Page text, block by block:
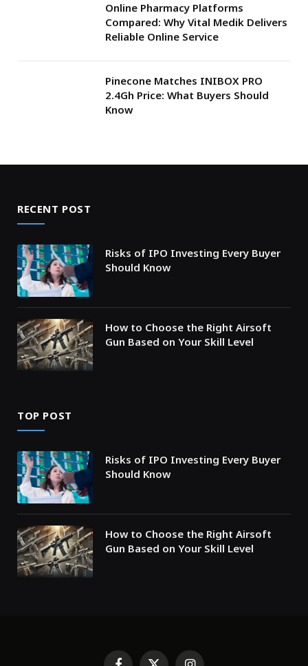
Online Pharmacy Platforms
Compared: Why Vital Medik Delivers
Reliable Online Service
Pinecone Matches INIBOX PRO
2.4Gh Price: What Buyers Should
Know
RECENT POST
Risks of IPO Investing Every Buyer
Should Know
How to Choose the Right Airsoft
Gun Based on Your Skill Level
TOP POST
Risks of IPO Investing Every Buyer
Should Know
How to Choose the Right Airsoft
Gun Based on Your Skill Level